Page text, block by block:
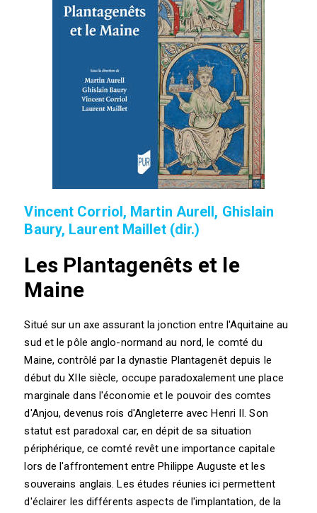
Vincent Corriol, Martin Aurell, Ghislain
Baury, Laurent Maillet (dir.)
Les Plantagenêts et le
Maine
Situé sur un axe assurant la jonction entre l'Aquitaine au
sud et le pôle anglo-normand au nord, le comté du
Maine, contrôlé par la dynastie Plantagenêt depuis le
début du XIIe siècle, occupe paradoxalement une place
marginale dans l'économie et le pouvoir des comtes
d'Anjou, devenus rois d'Angleterre avec Henri II. Son
statut est paradoxal car, en dépit de sa situation
périphérique, ce comté revêt une importance capitale
lors de l'affrontement entre Philippe Auguste et les
souverains anglais. Les études réunies ici permettent
d'éclairer les différents aspects de l'implantation, de la